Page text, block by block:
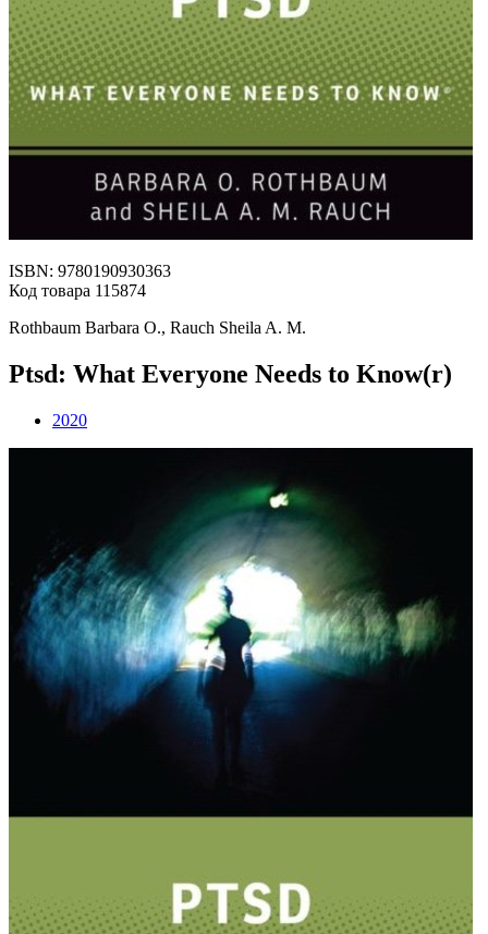
ISBN: 9780190930363
Код товара 115874
Rothbaum Barbara O., Rauch Sheila A. M.
Ptsd: What Everyone Needs to Know(r)
2020